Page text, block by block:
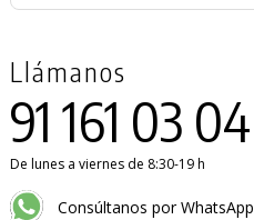
Llámanos
91 161 03 04
De lunes a viernes de 8:30-19 h
Consúltanos por WhatsApp